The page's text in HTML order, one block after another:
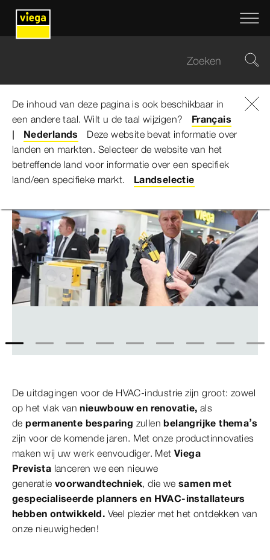
De inhoud van deze pagina is ook beschikbaar in
een andere taal. Wilt u de taal wijzigen?
Français
Nederlands
Deze website bevat informatie over
landen en markten. Selecteer de website van het
betreffende land voor informatie over een specifiek
land/een specifieke markt.
Landselectie
Viega Belgium ... Nieuwigheden
Nieuwigheden
1 2 3 4 5 6 7 8 9
De uitdagingen voor de HVAC-industrie zijn groot: zowel
op het vlak vannieuwbouw en renovatie,als
depermanente besparing zullenbelangrijke thema’s
zijn voor de komende jaren. Met onze productinnovaties
maken wij uw werk eenvoudiger. Met Viega
Prevista lanceren we een nieuwe
generatievoorwandtechniek, die wesamen met
gespecialiseerde planners en HVAC-installateurs
hebben ontwikkeld. Veel plezier met het ontdekken van
onze nieuwigheden!